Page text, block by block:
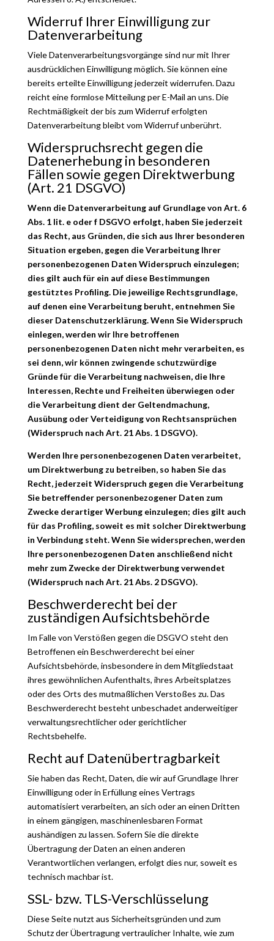
Widerruf Ihrer Einwilligung zur
Datenverarbeitung
Viele Datenverarbeitungsvorgänge sind nur mit Ihrer
ausdrücklichen Einwilligung möglich. Sie können eine
bereits erteilte Einwilligung jederzeit widerrufen. Dazu
reicht eine formlose Mitteilung per E-Mail an uns. Die
Rechtmäßigkeit der bis zum Widerruf erfolgten
Datenverarbeitung bleibt vom Widerruf unberührt.
Widerspruchsrecht gegen die
Datenerhebung in besonderen
Fällen sowie gegen Direktwerbung
(Art. 21 DSGVO)
Wenn die Datenverarbeitung auf Grundlage von Art. 6
Abs. 1 lit. e oder f DSGVO erfolgt, haben Sie jederzeit
das Recht, aus Gründen, die sich aus Ihrer besonderen
Situation ergeben, gegen die Verarbeitung Ihrer
personenbezogenen Daten Widerspruch einzulegen;
dies gilt auch für ein auf diese Bestimmungen
gestütztes Profiling. Die jeweilige Rechtsgrundlage,
auf denen eine Verarbeitung beruht, entnehmen Sie
dieser Datenschutzerklärung. Wenn Sie Widerspruch
einlegen, werden wir Ihre betroffenen
personenbezogenen Daten nicht mehr verarbeiten, es
sei denn, wir können zwingende schutzwürdige
Gründe für die Verarbeitung nachweisen, die Ihre
Interessen, Rechte und Freiheiten überwiegen oder
die Verarbeitung dient der Geltendmachung,
Ausübung oder Verteidigung von Rechtsansprüchen
(Widerspruch nach Art. 21 Abs. 1 DSGVO).
Werden Ihre personenbezogenen Daten verarbeitet,
um Direktwerbung zu betreiben, so haben Sie das
Recht, jederzeit Widerspruch gegen die Verarbeitung
Sie betreffender personenbezogener Daten zum
Zwecke derartiger Werbung einzulegen; dies gilt auch
für das Profiling, soweit es mit solcher Direktwerbung
in Verbindung steht. Wenn Sie widersprechen, werden
Ihre personenbezogenen Daten anschließend nicht
mehr zum Zwecke der Direktwerbung verwendet
(Widerspruch nach Art. 21 Abs. 2 DSGVO).
Beschwerderecht bei der
zuständigen Aufsichtsbehörde
Im Falle von Verstößen gegen die DSGVO steht den
Betroffenen ein Beschwerderecht bei einer
Aufsichtsbehörde, insbesondere in dem Mitgliedstaat
ihres gewöhnlichen Aufenthalts, ihres Arbeitsplatzes
oder des Orts des mutmaßlichen Verstoßes zu. Das
Beschwerderecht besteht unbeschadet anderweitiger
verwaltungsrechtlicher oder gerichtlicher
Rechtsbehelfe.
Recht auf Datenübertragbarkeit
Sie haben das Recht, Daten, die wir auf Grundlage Ihrer
Einwilligung oder in Erfüllung eines Vertrags
automatisiert verarbeiten, an sich oder an einen Dritten
in einem gängigen, maschinenlesbaren Format
aushändigen zu lassen. Sofern Sie die direkte
Übertragung der Daten an einen anderen
Verantwortlichen verlangen, erfolgt dies nur, soweit es
technisch machbar ist.
SSL- bzw. TLS-Verschlüsselung
Diese Seite nutzt aus Sicherheitsgründen und zum
Schutz der Übertragung vertraulicher Inhalte, wie zum